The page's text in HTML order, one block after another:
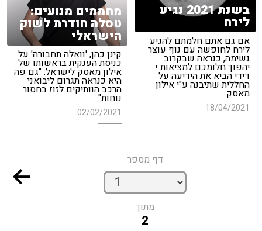
בשנת 2021 נגיע
לירח
אם גם אתם חלמתם להגיע
לירח לחופשה עם נוף עוצר
נשימה, כנראה שבקרוב
יהפוך חלומכם למציאות •
דידי הביא את הידיעה על
החללית שתיבנה ע"י אילון
מאסק
18/04/2021
מחממים מנועים:
טסלה חודרת לשוק
הישראלי
קינן כהן, 'וואלה תחבורה' על
כניסת הענקית בראשותו של
אילון מאסק לישראל: "גם פה
היא כנראה תגרום ליבואני
הרכב הוותיקים לזוז בחסור
נוחות"
02/02/2021
דף מספר
מתוך
2